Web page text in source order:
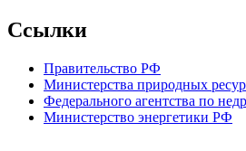
Ссылки
Правительство РФ
Министерства природных
Федерального агентства по
Министерство энергетики РФ